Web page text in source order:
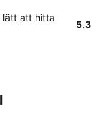
lätt att hitta
5.3